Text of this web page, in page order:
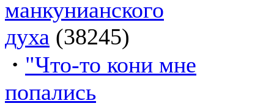
манкунианского
духа (38245)
· "Что-то кони мне
попались